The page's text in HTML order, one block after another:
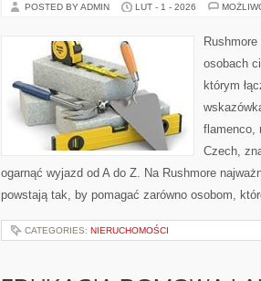
POSTED BY ADMIN LUT - 1 - 2026
osobach
którym
flamenco,
Czech,
ogarnąć wyjazd od A do Z. Na Rushmore
powstają tak, by pomagać zarówno osobom,
CATEGORIES: NIERUCHOMOŚCI